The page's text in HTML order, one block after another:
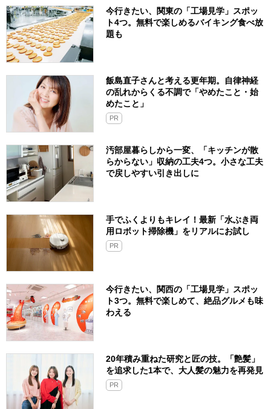
今行きたい、関東の「工場見学」スポッ
ト4つ。無料で楽しめるバイキング食べ放
題も
飯島直子さんと考える更年期。自律神経
の乱れからくる不調で「やめたこと・始
めたこと」
PR
汚部屋暮らしから一変、「キッチンが散
らからない」収納の工夫4つ。小さな工夫
で戻しやすい引き出しに
手でふくよりもキレイ！最新「水ぶき両
用ロボット掃除機」をリアルにお試し
PR
今行きたい、関西の「工場見学」スポッ
ト3つ。無料で楽しめて、絶品グルメも味
わえる
20年積み重ねた研究と匠の技。「艶髪」
を追求した1本で、大人髪の魅力を再発見
PR